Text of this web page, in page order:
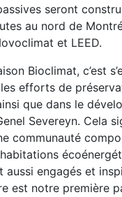
seront
au nord de
et LEED.
Bioclimat, c’est
efforts de
que dans le
Severeyn. Cela
communauté
aussi engagés et
est notre première